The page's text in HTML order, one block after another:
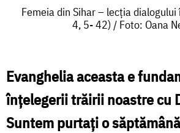
Femeia
–
lecția
dialogului
Femeia din Sihar – lecția
4, 5- 42) / Foto: Oana
Evanghelia aceasta e
înțelegerii trăirii noastre cu
Suntem purtați o